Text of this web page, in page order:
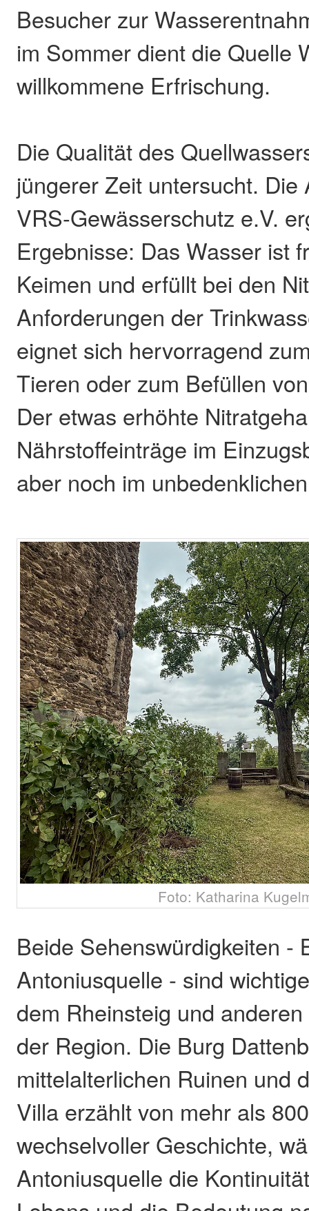
Besucher zur
im Sommer dient die Quelle
willkommene Erfrischung.
Die Qualität des
jüngerer Zeit untersucht.
VRS-Gewässerschutz e.V.
Ergebnisse: Das Wasser ist
Keimen und erfüllt bei den
Anforderungen der
eignet sich hervorragend
Tieren oder zum Befüllen
Der etwas erhöhte
Nährstoffeinträge im
aber noch im
Foto: Katharina
Beide Sehenswürdigkeiten -
Antoniusquelle - sind
dem Rheinsteig und
der Region. Die Burg
mittelalterlichen Ruinen und
Villa erzählt von mehr als
wechselvoller Geschichte,
Antoniusquelle die